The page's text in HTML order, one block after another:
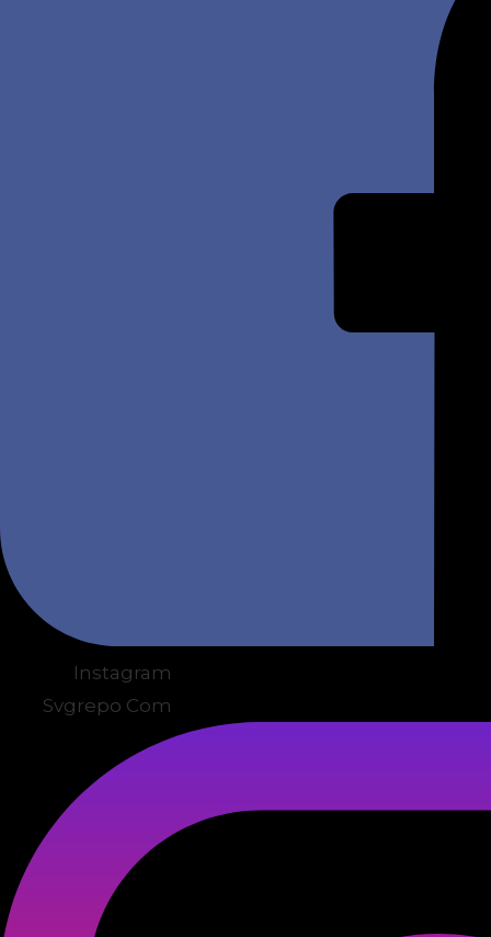
Instagram
Svgrepo Com